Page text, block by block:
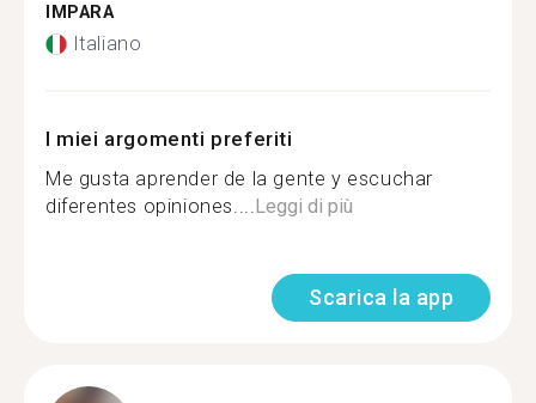
IMPARA
Italiano
I miei argomenti preferiti
Me gusta aprender de la gente y escuchar
diferentes opiniones....Leggi di più
Scarica la app